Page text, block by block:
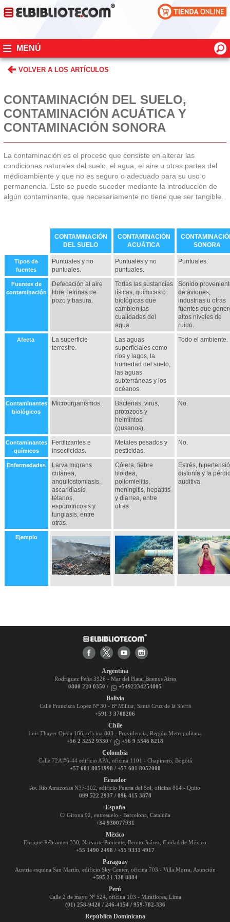
MENÚ
VOLVER A LOS ARTÍCULOS
CONTAMINACIÓN DEL SUELO,
CONTAMINACIÓN ACUÁTICA Y
CONTAMINACIÓN SONORA
La contaminación es el proceso que consiste en alterar las
condiciones naturales del suelo, el agua, el aire u otras partes del
medioambiente y que no es seguro o adecuado para su uso o
permanencia. Esto se puede suceder mediante la introducción de
algún contaminante, que necesariamente no tiene que ser tangible.
CONTAMINACIÓN
DEL SUELO
CONTAMINACIÓN
ACUÁTICA
SONORA
Tipos de
fuentes
Puntuales y no
puntuales.
Puntuales y no
puntuales.
Puntuales.
Fuentes de
contaminación
Defecación al aire
libre, letrinas de
pozo y basura.
Todas las sustancias
físicas, químicas o
biológicas que
cambien las
cualidades del
agua.
Sonido
de aviones,
industrias u otras
fuentes que
altos niveles de
ruido.
Afecta
La superficie
terrestre.
Las aguas
superficiales como
ríos y lagos, la
humedad del suelo,
las aguas
subterráneas y los
océanos.
Todo el ambiente.
Contaminantes
biológicos
Microorganismos.
Bacterias, virus,
protozoos y
helmintos
(gusanos).
No.
Contaminantes
químicos
Fertilizantes e
insecticidas.
Metales pesados y
pesticidas.
No.
Enfermedades
Larva migrans
cutánea,
anquilostomiasis,
ascaridiasis,
tétanos,
esporotricosis y
tungiasis, entre
otras.
Cólera, fiebre
tifoidea,
poliomielitis,
meningitis, hepatitis
y diarrea, entre
otras.
Estrés,
disfonía y la
auditiva.
Ejemplo
Argentina
Rodriguez Peña 3926 - Mar del Plata, Buenos Aires
0800 220 0350 /
+5492234254805
Bolivia
Calle Francisca Lopez Nº 30 - Bº Militar, Santa Cruz de la Sierra
+591 3 3708206
Chile
Luis Thayer Ojeda 166, oficina 803 - Providencia, Región Metropolitana
+56 2 3252 9330 /
+56 9 5346 8218
Colombia
Calle 72A #6-44 edificio APA, oficina 1101 - Chapinero, Bogotá
+57 601 8051998 / +57 601 8052000
Ecuador
Av. Río Amazonas N37-102, edificio Puerta del Sol, oficina 804 - Quito
099 522 2937 / 096 415 3878
España
C/ Girona 92, entresuelo - Barcelona, Cataluña
+34 930077931
México
Enrique Rébsamen 330, Narvarte Poniente, Benito Juárez, Ciudad de México
+55 1490 2498 / +55 9331 4917
Paraguay
Austria esquina San Martín, edificio Sky Center, oficina 703 - Villa Morra, Asunción
+595 21 328 8884
Perú
Calle 2 de mayo Nº 524, oficina 103 - Miraflores, Lima
(01) 258-9420 / 246-4154 / 959-782-336
República Dominicana